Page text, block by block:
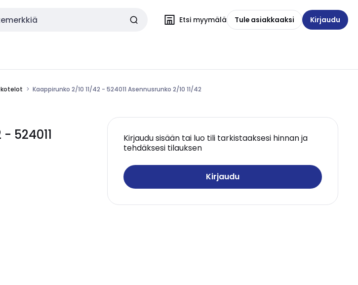
Etsi myymälä Tule asiakkaaksi Kirjaudu
Kaappirunko 2/10 11/42 - 524011 Asennusrunko 2/10 11/42
524011
Kirjaudu sisään tai luo tili tarkistaaksesi hinnan ja
tehdäksesi tilauksen
Kirjaudu